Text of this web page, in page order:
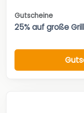
Gutscheine
25% auf große